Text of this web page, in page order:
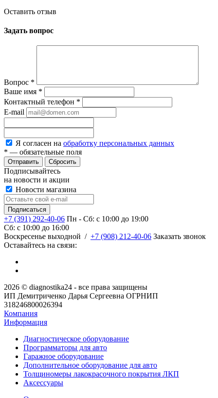
Оставить отзыв
Задать вопрос
Вопрос *
Ваше имя *
Контактный телефон *
E-mail
Я согласен на обработку персональных данных
* — обязательные поля
Сбросить
Подписывайтесь
на новости и акции
Новости магазина
+7 (391) 292-40-06 Пн - Сб: c 10:00 до 19:00
Сб: c 10:00 до 16:00
​Воскресенье выходной / +7 (908) 212-40-06 Заказать звонок
Оставайтесь на связи:
2026 © diagnostika24 - все права защищены
ИП Демитриченко Дарья Сергеевна ОГРНИП
318246800026394
Компания
Информация
Диагностическое оборудование
Программаторы для авто
Гаражное оборудование
Дополнительное оборудование для авто
Толщиномеры лакокрасочного покрытия ЛКП
Аксессуары